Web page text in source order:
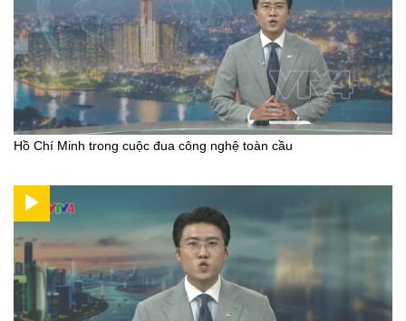
Hồ Chí Minh trong cuộc đua công nghệ toàn cầu